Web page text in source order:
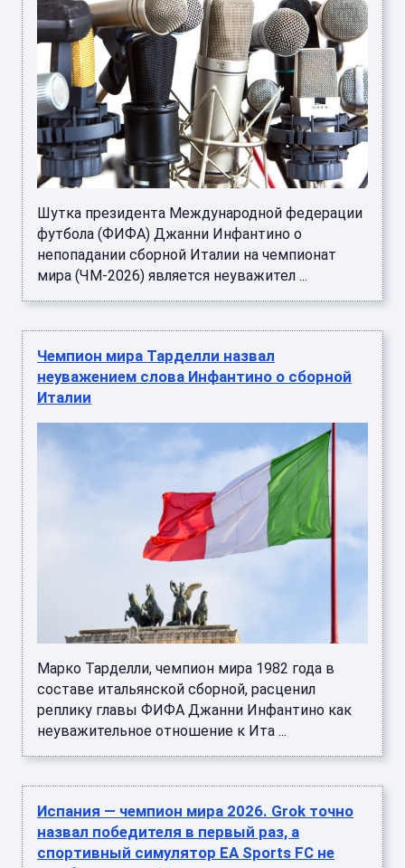
Шутка президента Международной федерации
футбола (ФИФА) Джанни Инфантино о
непопадании сборной Италии на чемпионат
мира (ЧМ-2026) является неуважител ...
Чемпион мира Тарделли назвал
неуважением слова Инфантино о сборной
Италии
Марко Тарделли, чемпион мира 1982 года в
составе итальянской сборной, расценил
реплику главы ФИФА Джанни Инфантино как
неуважительное отношение к Ита ...
Испания — чемпион мира 2026. Grok точно
назвал победителя в первый раз, а
спортивный симулятор EA Sports FC не